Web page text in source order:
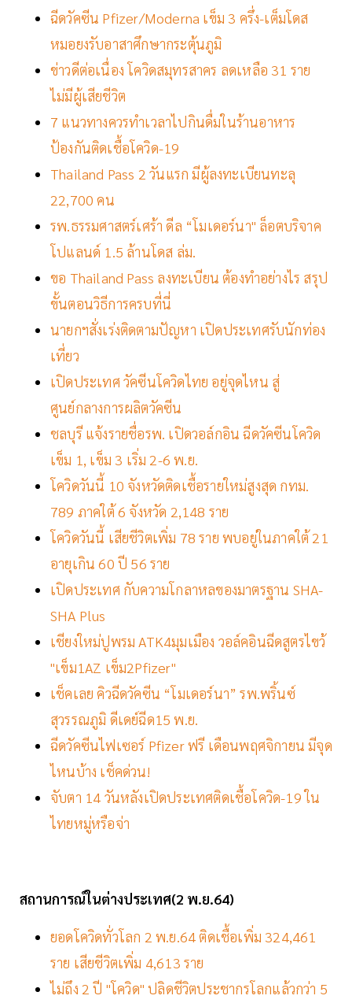
ฉีดวัคซีน Pfizer/Moderna เข็ม 3 ครึ่ง-เต็มโดส
หมอยงรับอาสาศึกษากระตุ้นภูมิ
ข่าวดีต่อเนื่อง โควิดสมุทรสาคร ลดเหลือ 31 ราย
ไม่มีผู้เสียชีวิต
7 แนวทางควรทำเวลาไปกินดื่มในร้านอาหาร
ป้องกันติดเชื้อโควิด-19
Thailand Pass 2 วันแรก มีผู้ลงทะเบียนทะลุ
22,700 คน
รพ.ธรรมศาสตร์เศร้า ดีล “โมเดอร์นา" ล็อตบริจาค
โปแลนด์ 1.5 ล้านโดส ล่ม.
ขอ Thailand Pass ลงทะเบียน ต้องทำอย่างไร สรุป
ขั้นตอนวิธีการครบที่นี่
นายกฯสั่งเร่งติดตามปัญหา เปิดประเทศรับนักท่อง
เที่ยว
เปิดประเทศ วัคซีนโควิดไทย อยู่จุดไหน สู่
ศูนย์กลางการผลิตวัคซีน
ชลบุรี แจ้งรายชื่อรพ. เปิดวอล์กอิน ฉีดวัคซีนโควิด
เข็ม 1, เข็ม 3 เริ่ม 2-6 พ.ย.
โควิดวันนี้ 10 จังหวัดติดเชื้อรายใหม่สูงสุด กทม.
789 ภาคใต้ 6 จังหวัด 2,148 ราย
โควิดวันนี้ เสียชีวิตเพิ่ม 78 ราย พบอยู่ในภาคใต้ 21
อายุเกิน 60 ปี 56 ราย
เปิดประเทศ กับความโกลาหลของมาตรฐาน SHA-
SHA Plus
เชียงใหม่ปูพรม ATK4มุมเมือง วอล์คอินฉีดสูตรไขว้
"เข็ม1AZ เข็ม2Pfizer"
เช็คเลย คิวฉีดวัคซีน “โมเดอร์นา” รพ.พริ้นซ์
สุวรรณภูมิ ดีเดย์ฉีด15 พ.ย.
ฉีดวัคซีนไฟเซอร์ Pfizer ฟรี เดือนพฤศจิกายน มีจุด
ไหนบ้าง เช็คด่วน!
จับตา 14 วันหลังเปิดประเทศติดเชื้อโควิด-19 ใน
ไทยหมู่หรือจ่า
สถานการณ์ในต่างประเทศ(2 พ.ย.64)
ยอดโควิดทั่วโลก 2 พ.ย.64 ติดเชื้อเพิ่ม 324,461
ราย เสียชีวิตเพิ่ม 4,613 ราย
ไม่ถึง 2 ปี "โควิด" ปลิดชีวิตประชากรโลกแล้วกว่า 5